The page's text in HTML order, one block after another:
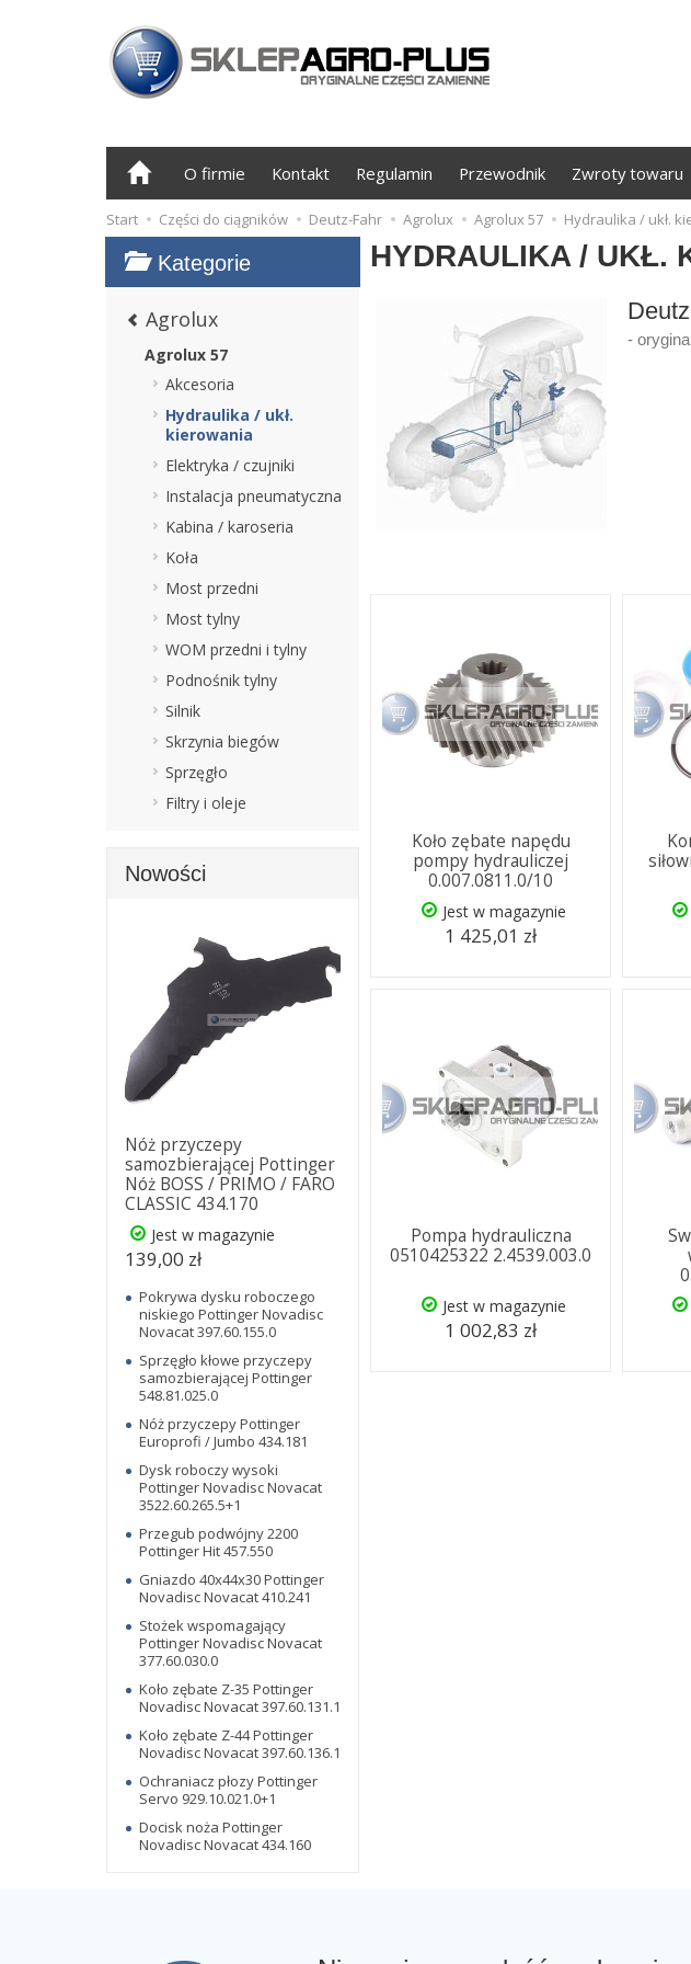
O firmie Kontakt Regulamin Przewodnik Zwroty towaru
Start Części do ciągników Deutz-Fahr Agrolux Agrolux 57 Hydraulika / ukł.
HYDRAULIKA / UKŁ.
-
Koło zębate napędu
pompy hydrauliczej
0.007.0811.0/10
Jest w magazynie
1 425,01 zł
Pompa hydrauliczna
0510425322 2.4539.003.0
Jest w magazynie
1 002,83 zł
Kategorie
Agrolux
Agrolux 57
Akcesoria
Hydraulika / ukł.
kierowania
Elektryka / czujniki
Instalacja pneumatyczna
Kabina / karoseria
Koła
Most przedni
Most tylny
WOM przedni i tylny
Podnośnik tylny
Silnik
Skrzynia biegów
Sprzęgło
Filtry i oleje
Nowości
Nóż przyczepy
samozbierającej Pottinger
Nóż BOSS / PRIMO / FARO
CLASSIC 434.170
Jest w magazynie
139,00 zł
Pokrywa dysku roboczego
niskiego Pottinger Novadisc
Novacat 397.60.155.0
Sprzęgło kłowe przyczepy
samozbierającej Pottinger
548.81.025.0
Nóż przyczepy Pottinger
Europrofi / Jumbo 434.181
Dysk roboczy wysoki
Pottinger Novadisc Novacat
3522.60.265.5+1
Przegub podwójny 2200
Pottinger Hit 457.550
Gniazdo 40x44x30 Pottinger
Novadisc Novacat 410.241
Stożek wspomagający
Pottinger Novadisc Novacat
377.60.030.0
Koło zębate Z-35 Pottinger
Novadisc Novacat 397.60.131.1
Koło zębate Z-44 Pottinger
Novadisc Novacat 397.60.136.1
Ochraniacz płozy Pottinger
Servo 929.10.021.0+1
Docisk noża Pottinger
Novadisc Novacat 434.160